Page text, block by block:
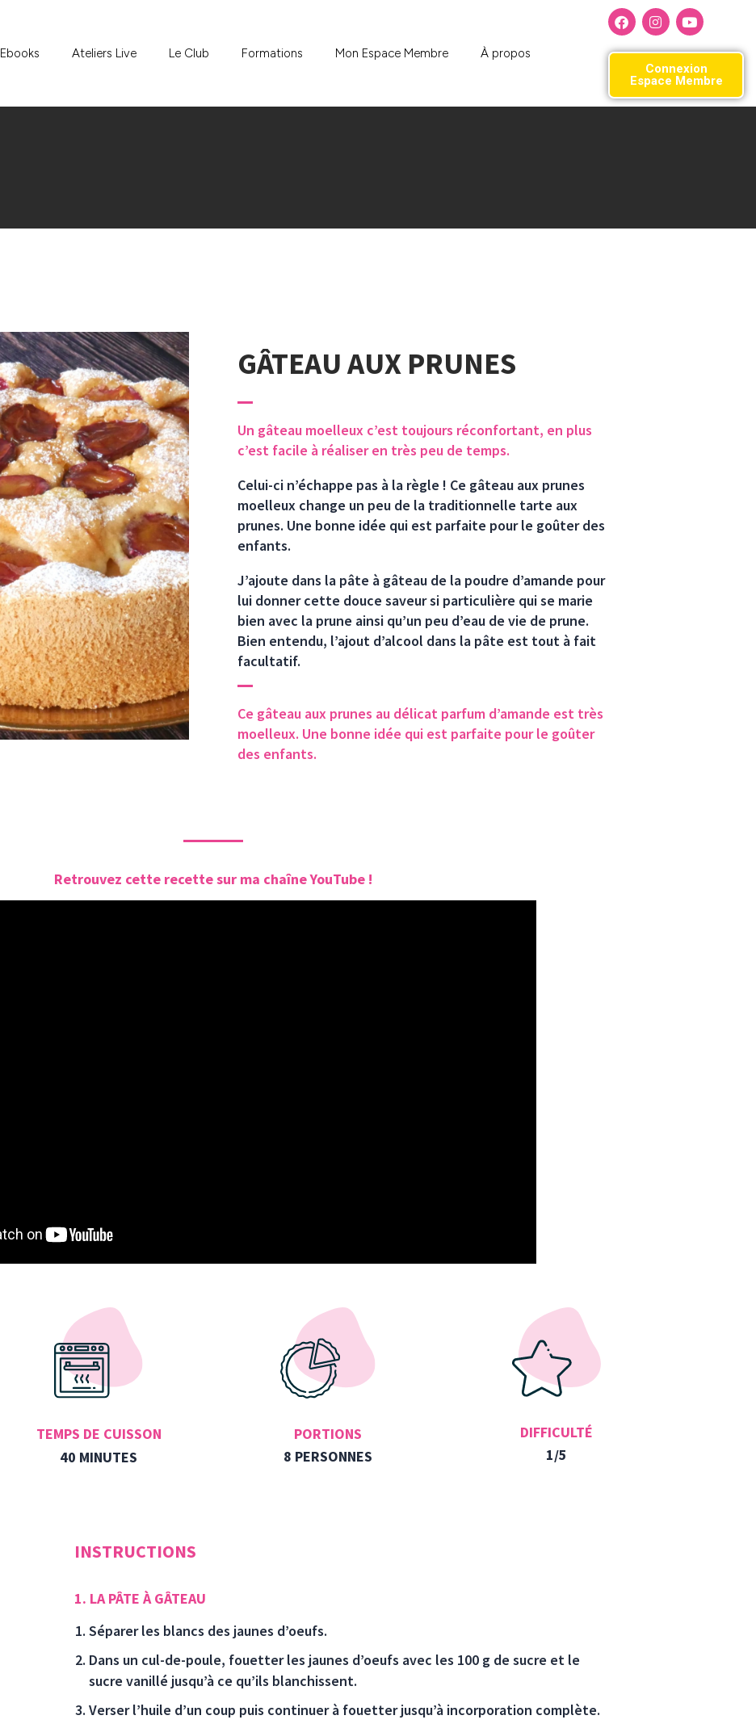
Ebooks Ateliers Live Le Club Formations Mon Espace Membre
À propos
Connexion
Espace Membre
GÂTEAU AUX PRUNES
Un gâteau moelleux c’est toujours réconfortant, en plus
c’est facile à réaliser en très peu de temps.
Celui-ci n’échappe pas à la règle ! Ce gâteau aux prunes
moelleux change un peu de la traditionnelle tarte aux
prunes. Une bonne idée qui est parfaite pour le goûter des
enfants.
J’ajoute dans la pâte à gâteau de la poudre d’amande pour
lui donner cette douce saveur si particulière qui se marie
bien avec la prune ainsi qu’un peu d’eau de vie de prune.
Bien entendu, l’ajout d’alcool dans la pâte est tout à fait
facultatif.
Ce gâteau aux prunes au délicat parfum d’amande est très
moelleux. Une bonne idée qui est parfaite pour le goûter
des enfants.
Retrouvez cette recette sur ma chaîne YouTube !
TEMPS DE CUISSON
40 MINUTES
PORTIONS
8 PERSONNES
DIFFICULTÉ
1/5
INSTRUCTIONS
1. LA PÂTE À GÂTEAU
Séparer les blancs des jaunes d’oeufs.
Dans un cul-de-poule, fouetter les jaunes d’oeufs avec les 100 g de sucre et le
sucre vanillé jusqu’à ce qu’ils blanchissent.
Verser l’huile d’un coup puis continuer à fouetter jusqu’à incorporation complète.